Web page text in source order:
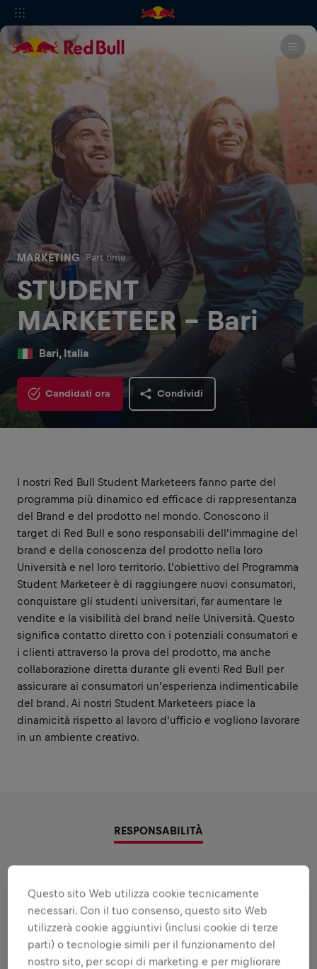
MARKETING Part time
STUDENT
MARKETEER - Bari
Bari, Italia
Candidati ora Condividi
I nostri Red Bull Student Marketeers fanno parte del
programma più dinamico ed efficace di rappresentanza
del Brand e del prodotto nel mondo. Conoscono il
target di Red Bull e sono responsabili dell'immagine del
brand e della conoscenza del prodotto nella loro
Università e nel loro territorio. L'obiettivo del Programma
Student Marketeer è di raggiungere nuovi consumatori,
conquistare gli studenti universitari, far aumentare le
vendite e la visibilità del brand nelle Università. Questo
significa contatto diretto con i potenziali consumatori e
i clienti attraverso la prova del prodotto, ma anche
collaborazione diretta durante gli eventi Red Bull per
assicurare ai consumatori un'esperienza indimenticabile
del brand. Ai nostri Student Marketeers piace la
dinamicità rispetto al lavoro d'ufficio e vogliono lavorare
in un ambiente creativo.
RESPONSABILITÀ
gioco
Tutte le resposnabilità che ti affideremo:
Espandi
Questo sito Web utilizza cookie tecnicamente
necessari. Con il tuo consenso, questo sito Web
utilizzerà cookie aggiuntivi (inclusi cookie di terze
parti) o tecnologie simili per il funzionamento del
nostro sito, per scopi di marketing e per migliorare